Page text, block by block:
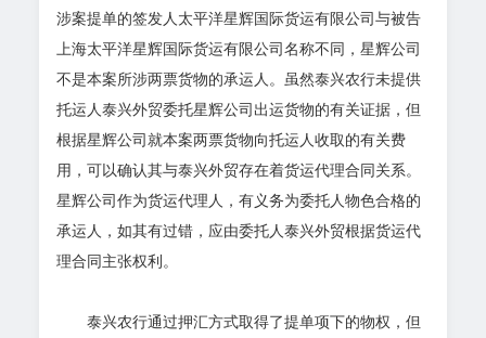
涉案提单的签发人太平洋星辉国际货运有限公司与被告
上海太平洋星辉国际货运有限公司名称不同，星辉公司
不是本案所涉两票货物的承运人。虽然泰兴农行未提供
托运人泰兴外贸委托星辉公司出运货物的有关证据，但
根据星辉公司就本案两票货物向托运人收取的有关费
用，可以确认其与泰兴外贸存在着货运代理合同关系。
星辉公司作为货运代理人，有义务为委托人物色合格的
承运人，如其有过错，应由委托人泰兴外贸根据货运代
理合同主张权利。
泰兴农行通过押汇方式取得了提单项下的物权，但